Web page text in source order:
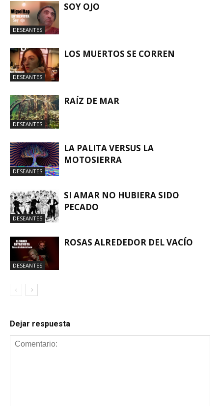
DESEANTES
SOY OJO
DESEANTES
LOS MUERTOS SE CORREN
DESEANTES
RAÍZ DE MAR
DESEANTES
LA PALITA VERSUS LA
MOTOSIERRA
DESEANTES
SI AMAR NO HUBIERA SIDO
PECADO
DESEANTES
ROSAS ALREDEDOR DEL VACÍO
Dejar respuesta